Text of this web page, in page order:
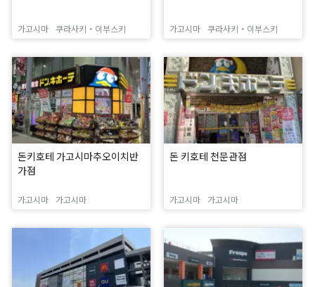
가고시마 쿠라사키・이부스키 가고시마 쿠라사키・이부스키
돈키호테 가고시마추오이치반
가점
가고시마 가고시마
돈 키호테 천문관점
가고시마 가고시마